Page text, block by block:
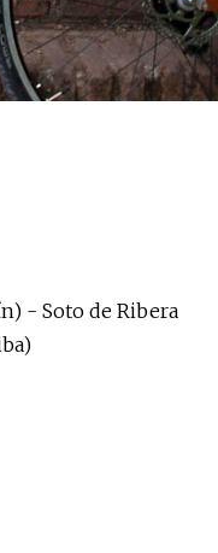
- Soto de Ribera